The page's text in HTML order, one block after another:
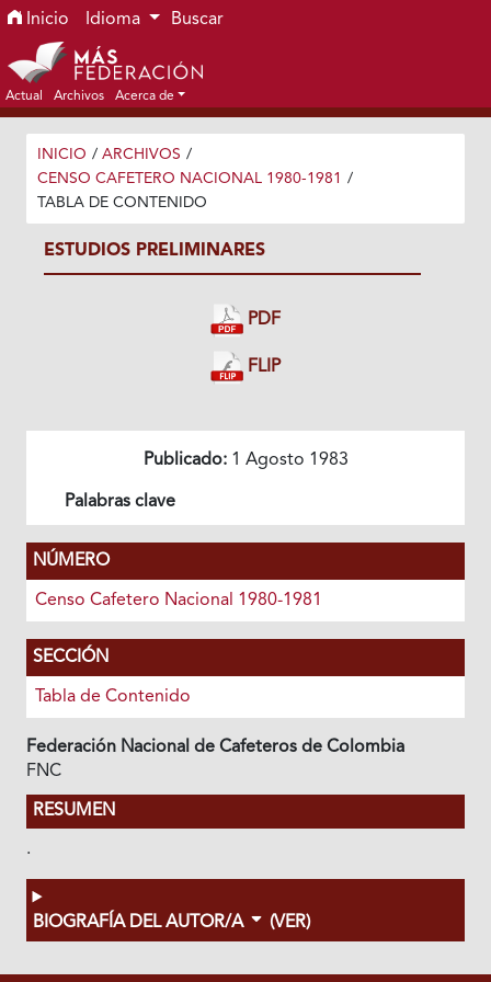
Ir al menú de navegación principal
Ir al contenido principal
Ir al pie de página del sitio
Inicio Idioma Buscar
Actual Archivos Acerca de
INICIO / ARCHIVOS /
CENSO CAFETERO NACIONAL 1980-1981
/
TABLA DE CONTENIDO
ESTUDIOS PRELIMINARES
PDF
FLIP
Publicado:1 Agosto 1983
Palabras clave
NÚMERO
Censo Cafetero Nacional 1980-1981
SECCIÓN
Tabla de Contenido
Federación Nacional de Cafeteros de Colombia
FNC
RESUMEN
.
BIOGRAFÍA DEL AUTOR/A (VER)